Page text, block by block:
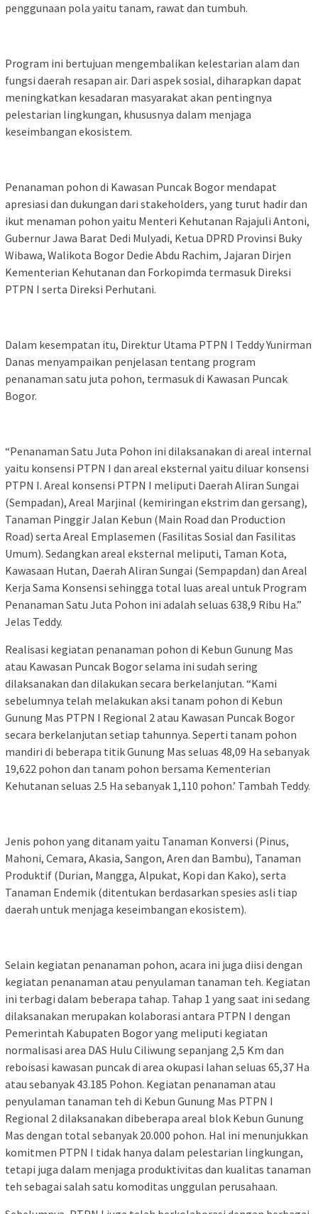
penggunaan pola yaitu tanam, rawat dan tumbuh.
Program ini bertujuan mengembalikan kelestarian alam dan
fungsi daerah resapan air. Dari aspek sosial, diharapkan dapat
meningkatkan kesadaran masyarakat akan pentingnya
pelestarian lingkungan, khususnya dalam menjaga
keseimbangan ekosistem.
Penanaman pohon di Kawasan Puncak Bogor mendapat
apresiasi dan dukungan dari stakeholders, yang turut hadir dan
ikut menaman pohon yaitu Menteri Kehutanan Rajajuli Antoni,
Gubernur Jawa Barat Dedi Mulyadi, Ketua DPRD Provinsi Buky
Wibawa, Walikota Bogor Dedie Abdu Rachim, Jajaran Dirjen
Kementerian Kehutanan dan Forkopimda termasuk Direksi
PTPN I serta Direksi Perhutani.
Dalam kesempatan itu, Direktur Utama PTPN I Teddy Yunirman
Danas menyampaikan penjelasan tentang program
penanaman satu juta pohon, termasuk di Kawasan Puncak
Bogor.
“Penanaman Satu Juta Pohon ini dilaksanakan di areal internal
yaitu konsensi PTPN I dan areal eksternal yaitu diluar konsensi
PTPN I. Areal konsensi PTPN I meliputi Daerah Aliran Sungai
(Sempadan), Areal Marjinal (kemiringan ekstrim dan gersang),
Tanaman Pinggir Jalan Kebun (Main Road dan Production
Road) serta Areal Emplasemen (Fasilitas Sosial dan Fasilitas
Umum). Sedangkan areal eksternal meliputi, Taman Kota,
Kawasaan Hutan, Daerah Aliran Sungai (Sempapdan) dan Areal
Kerja Sama Konsensi sehingga total luas areal untuk Program
Penanaman Satu Juta Pohon ini adalah seluas 638,9 Ribu Ha.”
Jelas Teddy.
Realisasi kegiatan penanaman pohon di Kebun Gunung Mas
atau Kawasan Puncak Bogor selama ini sudah sering
dilaksanakan dan dilakukan secara berkelanjutan. “Kami
sebelumnya telah melakukan aksi tanam pohon di Kebun
Gunung Mas PTPN I Regional 2 atau Kawasan Puncak Bogor
secara berkelanjutan setiap tahunnya. Seperti tanam pohon
mandiri di beberapa titik Gunung Mas seluas 48,09 Ha sebanyak
19,622 pohon dan tanam pohon bersama Kementerian
Kehutanan seluas 2.5 Ha sebanyak 1,110 pohon.’ Tambah Teddy.
Jenis pohon yang ditanam yaitu Tanaman Konversi (Pinus,
Mahoni, Cemara, Akasia, Sangon, Aren dan Bambu), Tanaman
Produktif (Durian, Mangga, Alpukat, Kopi dan Kako), serta
Tanaman Endemik (ditentukan berdasarkan spesies asli tiap
daerah untuk menjaga keseimbangan ekosistem).
Selain kegiatan penanaman pohon, acara ini juga diisi dengan
kegiatan penanaman atau penyulaman tanaman teh. Kegiatan
ini terbagi dalam beberapa tahap. Tahap 1 yang saat ini sedang
dilaksanakan merupakan kolaborasi antara PTPN I dengan
Pemerintah Kabupaten Bogor yang meliputi kegiatan
normalisasi area DAS Hulu Ciliwung sepanjang 2,5 Km dan
reboisasi kawasan puncak di area okupasi lahan seluas 65,37 Ha
atau sebanyak 43.185 Pohon. Kegiatan penanaman atau
penyulaman tanaman teh di Kebun Gunung Mas PTPN I
Regional 2 dilaksanakan dibeberapa areal blok Kebun Gunung
Mas dengan total sebanyak 20.000 pohon. Hal ini menunjukkan
komitmen PTPN I tidak hanya dalam pelestarian lingkungan,
tetapi juga dalam menjaga produktivitas dan kualitas tanaman
teh sebagai salah satu komoditas unggulan perusahaan.